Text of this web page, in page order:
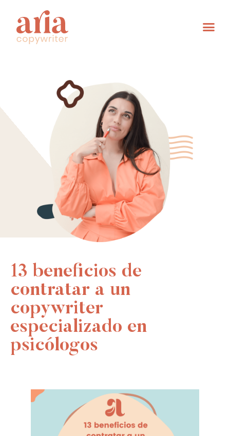
13 beneficios de
contratar a un
copywriter
especializado en
psicólogos